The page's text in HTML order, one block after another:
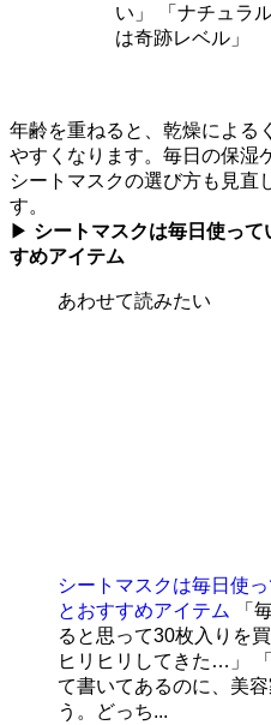
い」 「ナチュラ
は奇跡レベル」
年齢を重ねると、乾燥による
やすくなります。毎日の保湿
シートマスクの選び方も見直
す。
▶ シートマスクは毎日使っ
すめアイテム
あわせて読みたい
シートマスクは毎日使
とおすすめアイテム
「
ると思って30枚入りを
ヒリヒリしてきた…」
て書いてあるのに、美
う。どっち...